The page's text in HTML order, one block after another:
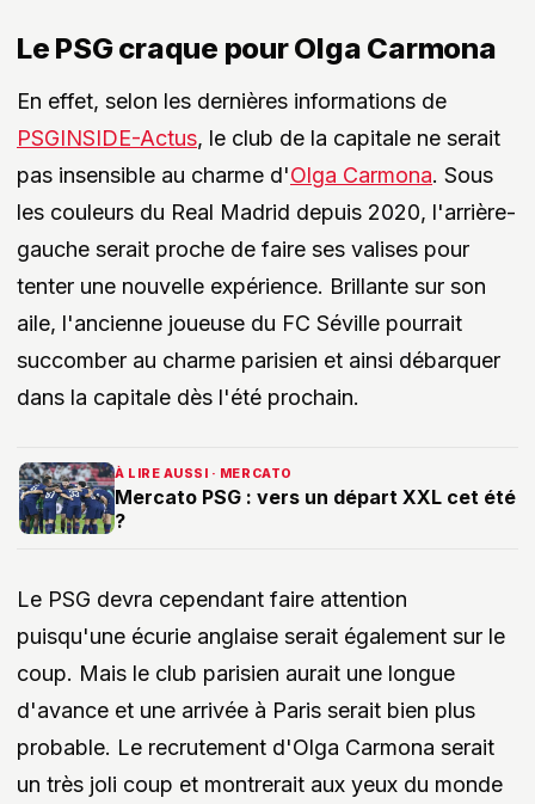
Le PSG craque pour Olga Carmona
En effet, selon les dernières informations de
PSGINSIDE-Actus, le club de la capitale ne serait
pas insensible au charme d'Olga Carmona. Sous
les couleurs du Real Madrid depuis 2020, l'arrière-
gauche serait proche de faire ses valises pour
tenter une nouvelle expérience. Brillante sur son
aile, l'ancienne joueuse du FC Séville pourrait
succomber au charme parisien et ainsi débarquer
dans la capitale dès l'été prochain.
À LIRE AUSSI · MERCATO
Mercato PSG : vers un départ XXL cet été
?
Le PSG devra cependant faire attention
puisqu'une écurie anglaise serait également sur le
coup. Mais le club parisien aurait une longue
d'avance et une arrivée à Paris serait bien plus
probable. Le recrutement d'Olga Carmona serait
un très joli coup et montrerait aux yeux du monde